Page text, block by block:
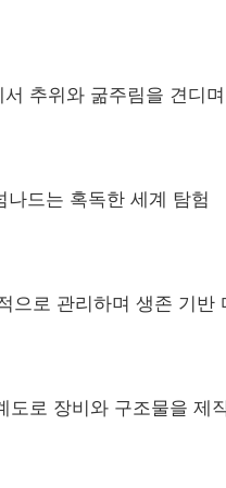
추위와 굶주림을 견디
드는 혹독한 세계 탐험
으로 관리하며 생존 기반
도로 장비와 구조물을 제